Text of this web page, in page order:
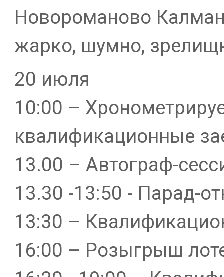
Новороманово
жарко, шумно,
20 июля
10:00 –
квалификационные
13.00 – Автограф-
13.30 -13:50 - Парад-
13:30 –
16:00 – Розыгрыш